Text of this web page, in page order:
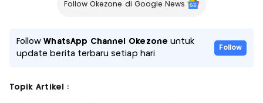
Follow Okezone di Google News
FollowWhatsApp Channel Okezone untuk
update berita terbaru setiap hari
Follow
Topik Artikel :